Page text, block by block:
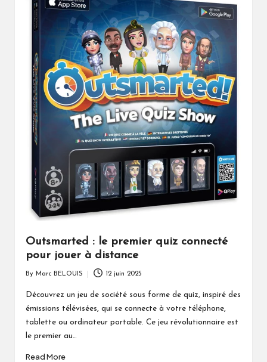
Outsmarted : le premier quiz connecté
pour jouer à distance
by
By Marc BELOUIS 12 juin 2025
Découvrez un jeu de société sous forme de quiz, inspiré des
émissions télévisées, qui se connecte à votre téléphone,
tablette ou ordinateur portable. Ce jeu révolutionnaire est
le premier au…
Read More